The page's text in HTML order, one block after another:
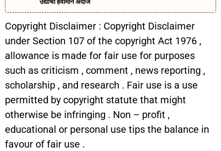
Copyright Disclaimer : Copyright Disclaimer
under Section 107 of the copyright Act 1976 ,
allowance is made for fair use for purposes
such as criticism , comment , news reporting ,
scholarship , and research . Fair use is a use
permitted by copyright statute that might
otherwise be infringing . Non – profit ,
educational or personal use tips the balance in
favour of fair use .